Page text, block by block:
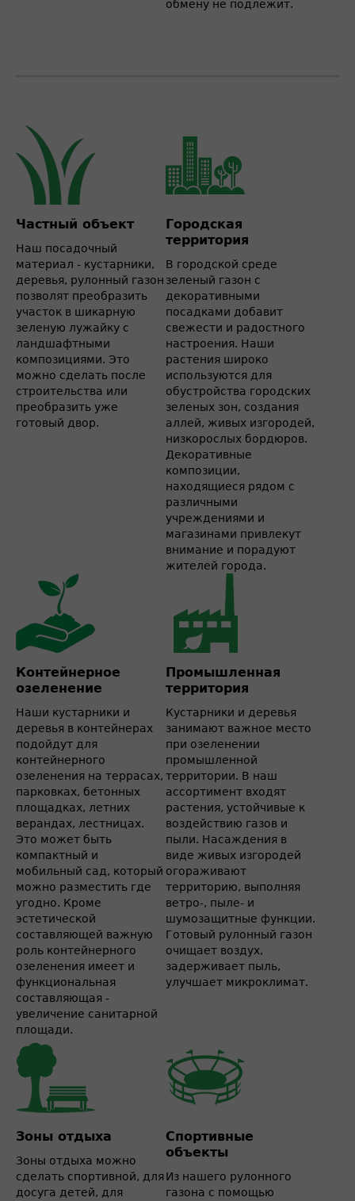
обмену не подлежит.
Частный объект
Наш посадочный
материал - кустарники,
деревья, рулонный газон
позволят преобразить
участок в шикарную
зеленую лужайку с
ландшафтными
композициями. Это
можно сделать после
строительства или
преобразить уже
готовый двор.
Городская
территория
В городской среде
зеленый газон с
декоративными
посадками добавит
свежести и радостного
настроения. Наши
растения широко
используются для
обустройства городских
зеленых зон, создания
аллей, живых изгородей,
низкорослых бордюров.
Декоративные
композиции,
находящиеся рядом с
различными
учреждениями и
магазинами привлекут
внимание и порадуют
жителей города.
Контейнерное
озеленение
Наши кустарники и
деревья в контейнерах
подойдут для
контейнерного
озеленения на террасах,
парковках, бетонных
площадках, летних
верандах, лестницах.
Это может быть
компактный и
мобильный сад, который
можно разместить где
угодно. Кроме
эстетической
составляющей важную
роль контейнерного
озеленения имеет и
функциональная
составляющая -
увеличение санитарной
площади.
Промышленная
территория
Кустарники и деревья
занимают важное место
при озеленении
промышленной
территории. В наш
ассортимент входят
растения, устойчивые к
воздействию газов и
пыли. Насаждения в
виде живых изгородей
огораживают
территорию, выполняя
ветро-, пыле- и
шумозащитные функции.
Готовый рулонный газон
очищает воздух,
задерживает пыль,
улучшает микроклимат.
Зоны отдыха
Зоны отдыха можно
сделать спортивной, для
досуга детей, для
Спортивные
объекты
Из нашего рулонного
газона с помощью